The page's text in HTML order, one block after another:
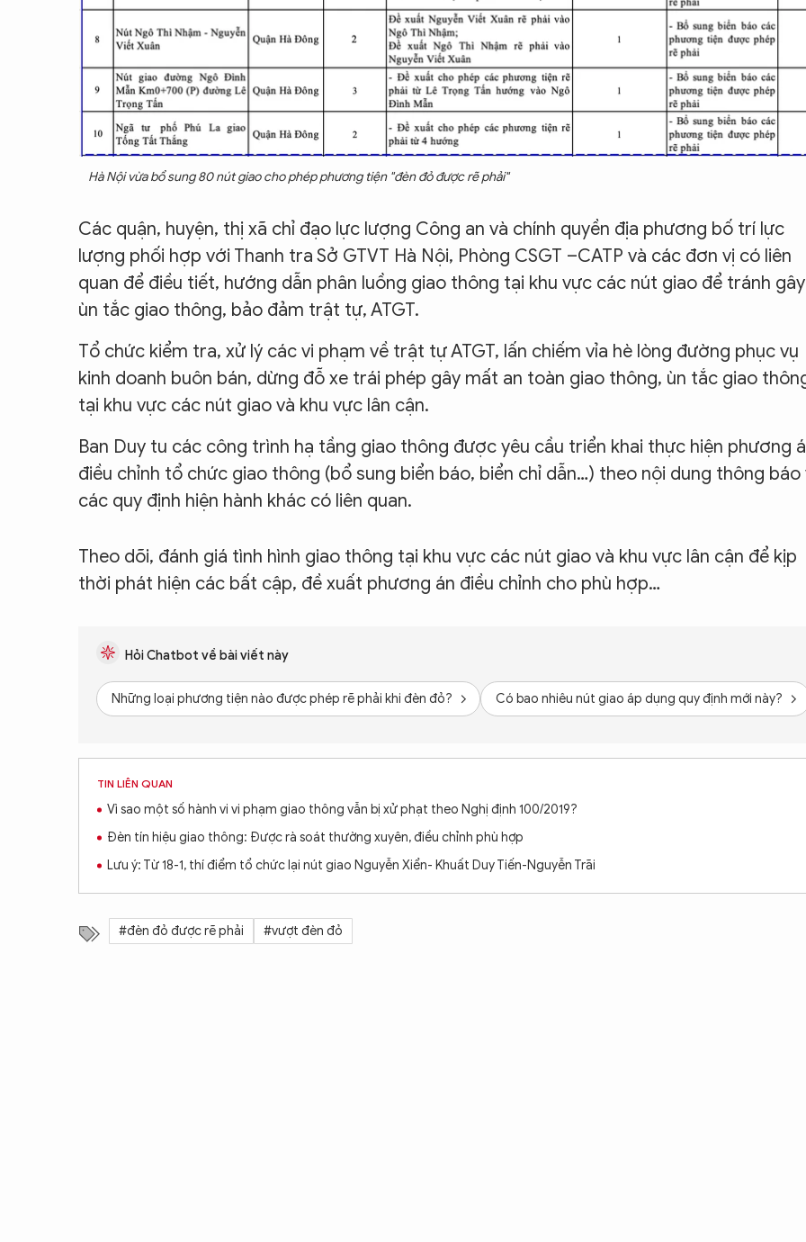
Hà Nội vừa bổ sung 80 nút giao cho phép phương tiện "đèn đỏ được rẽ phải"
Các quận, huyện, thị xã chỉ đạo lực lượng Công an và chính quyền địa phương bố trí lực
lượng phối hợp với Thanh tra Sở GTVT Hà Nội, Phòng CSGT –CATP và các đơn vị có liên
quan để điều tiết, hướng dẫn phân luồng giao thông tại khu vực các nút giao để tránh gây
ùn tắc giao thông, bảo đảm trật tự, ATGT.
Tổ chức kiểm tra, xử lý các vi phạm về trật tự ATGT, lấn chiếm vỉa hè lòng đường phục vụ
kinh doanh buôn bán, dừng đỗ xe trái phép gây mất an toàn giao thông, ùn tắc giao
tại khu vực các nút giao và khu vực lân cận.
Ban Duy tu các công trình hạ tầng giao thông được yêu cầu triển khai thực hiện phương
điều chỉnh tổ chức giao thông (bổ sung biển báo, biển chỉ dẫn…) theo nội dung thông báo
các quy định hiện hành khác có liên quan.
Theo dõi, đánh giá tình hình giao thông tại khu vực các nút giao và khu vực lân cận để kịp
thời phát hiện các bất cập, đề xuất phương án điều chỉnh cho phù hợp…
Hỏi Chatbot về bài viết này
Những loại phương tiện nào được phép rẽ phải khi đèn đỏ? Có bao nhiêu nút giao áp dụng quy định mới này?
TIN LIÊN QUAN
Vì sao một số hành vi vi phạm giao thông vẫn bị xử phạt theo Nghị định 100/2019?
Đèn tín hiệu giao thông: Được rà soát thường xuyên, điều chỉnh phù hợp
Lưu ý: Từ 18-1, thí điểm tổ chức lại nút giao Nguyễn Xiển- Khuất Duy Tiến-Nguyễn Trãi
#đèn đỏ được rẽ phải #vượt đèn đỏ